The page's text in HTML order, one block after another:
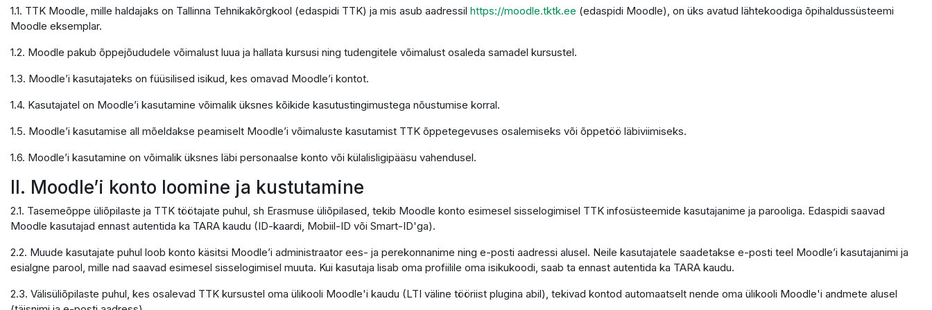
1.1. TTK Moodle, mille haldajaks on Tallinna Tehnikakõrgkool (edaspidi TTK) ja mis asub aadressil https://moodle.tktk.ee (edaspidi Moodle), on üks avatud lähtekoodiga õpihaldussüsteemi
Moodle eksemplar.
1.2. Moodle pakub õppejõududele võimalust luua ja hallata kursusi ning tudengitele võimalust osaleda samadel kursustel.
1.3. Moodle’i kasutajateks on füüsilised isikud, kes omavad Moodle’i kontot.
1.4. Kasutajatel on Moodle’i kasutamine võimalik üksnes kõikide kasutustingimustega nõustumise korral.
1.5. Moodle’i kasutamise all mõeldakse peamiselt Moodle’i võimaluste kasutamist TTK õppetegevuses osalemiseks või õppetöö läbiviimiseks.
1.6. Moodle’i kasutamine on võimalik üksnes läbi personaalse konto või külalisligipääsu vahendusel.
II. Moodle’i konto loomine ja kustutamine
2.1. Tasemeõppe üliõpilaste ja TTK töötajate puhul, sh Erasmuse üliõpilased, tekib Moodle konto esimesel sisselogimisel TTK infosüsteemide kasutajanime ja parooliga. Edaspidi saavad
Moodle kasutajad ennast autentida ka TARA kaudu (ID-kaardi, Mobiil-ID või Smart-ID'ga).
2.2. Muude kasutajate puhul loob konto käsitsi Moodle’i administraator ees- ja perekonnanime ning e-posti aadressi alusel. Neile kasutajatele saadetakse e-posti teel Moodle’i kasutajanimi ja
esialgne parool, mille nad saavad esimesel sisselogimisel muuta. Kui kasutaja lisab oma profiilile oma isikukoodi, saab ta ennast autentida ka TARA kaudu.
2.3. Välisüliõpilaste puhul, kes osalevad TTK kursustel oma ülikooli Moodle'i kaudu (LTI väline tööriist plugina abil), tekivad kontod automaatselt nende oma ülikooli Moodle'i andmete alusel